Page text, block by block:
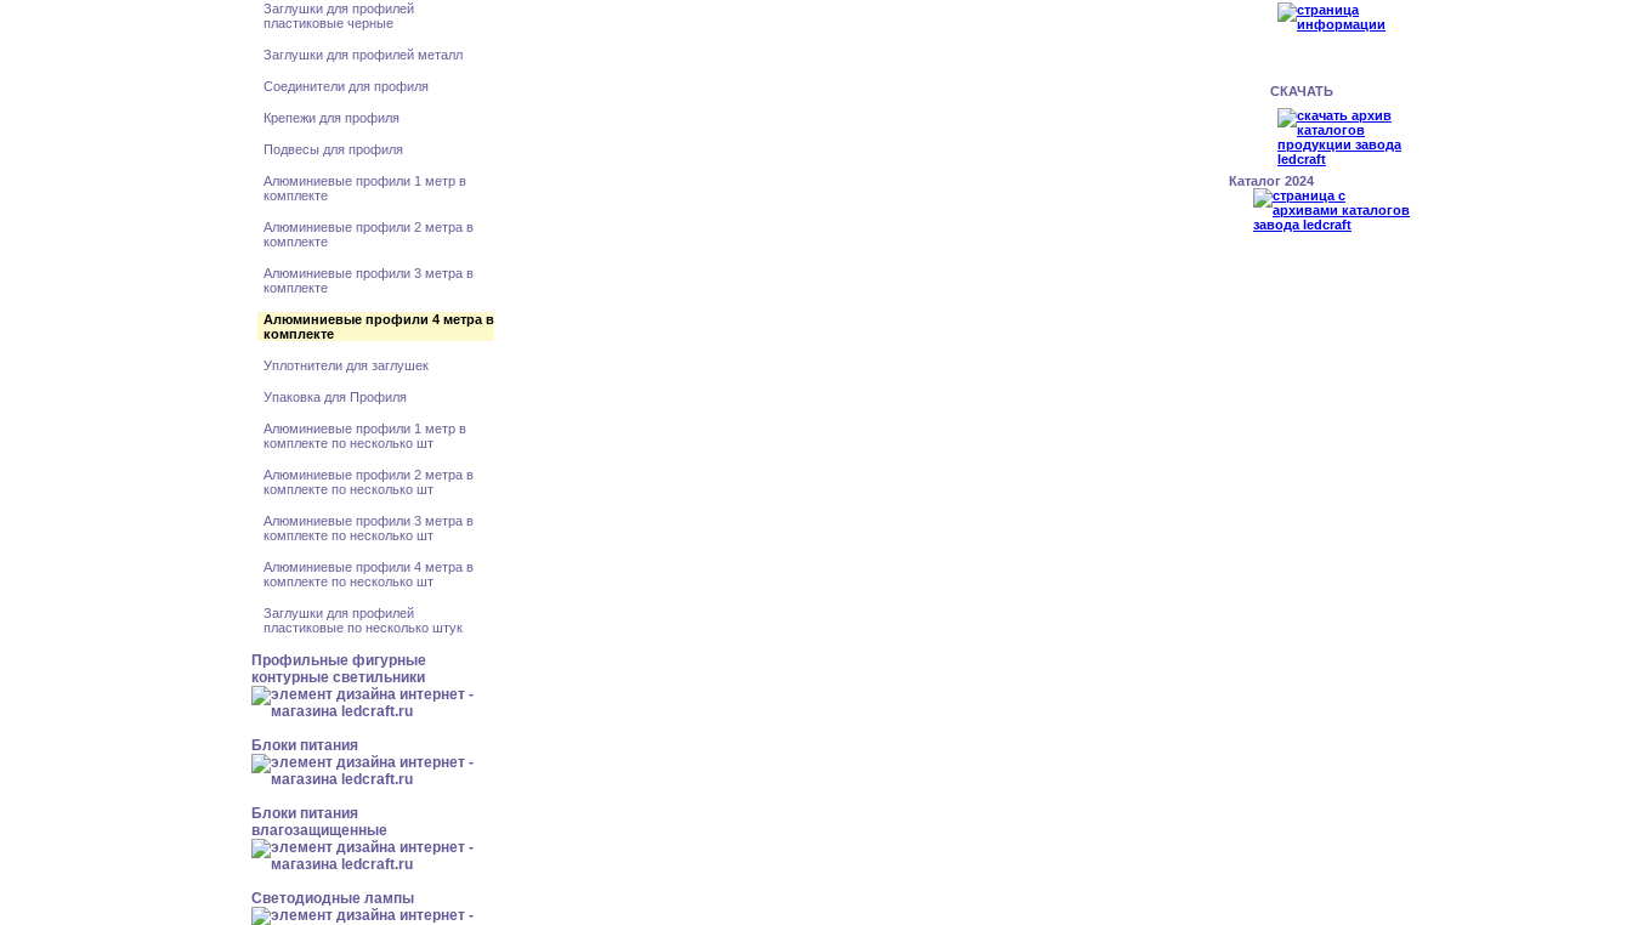
Заглушки для профилей
пластиковые черные
Заглушки для профилей металл
Соединители для профиля
Крепежи для профиля
Подвесы для профиля
Алюминиевые профили 1 метр в
комплекте
Алюминиевые профили 2 метра в
комплекте
Алюминиевые профили 3 метра в
комплекте
Алюминиевые профили 4 метра в
комплекте
Уплотнители для заглушек
Упаковка для Профиля
Алюминиевые профили 1 метр в
комплекте по несколько шт
Алюминиевые профили 2 метра в
комплекте по несколько шт
Алюминиевые профили 3 метра в
комплекте по несколько шт
Алюминиевые профили 4 метра в
комплекте по несколько шт
Заглушки для профилей
пластиковые по несколько штук
Профильные фигурные
контурные светильники
Блоки питания
Блоки питания
влагозащищенные
Светодиодные лампы
СКАЧАТЬ
Каталог 2024